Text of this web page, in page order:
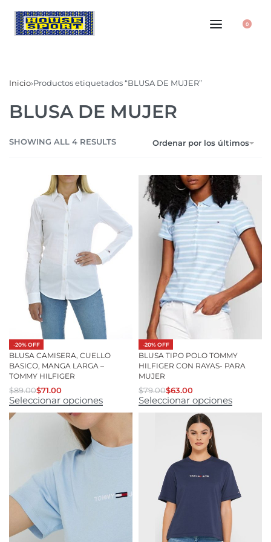
0
Inicio›Productos etiquetados “BLUSA DE MUJER”
BLUSA DE MUJER
SHOWING ALL 4 RESULTS Ordenar por los últimos
-20% OFF
BLUSA CAMISERA, CUELLO
BASICO, MANGA LARGA –
TOMMY HILFIGER
$89.00$71.00
Seleccionar opciones
-20% OFF
BLUSA TIPO POLO TOMMY
HILFIGER CON RAYAS- PARA
MUJER
$79.00$63.00
Seleccionar opciones